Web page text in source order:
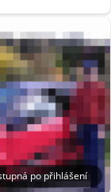
po přihlášení